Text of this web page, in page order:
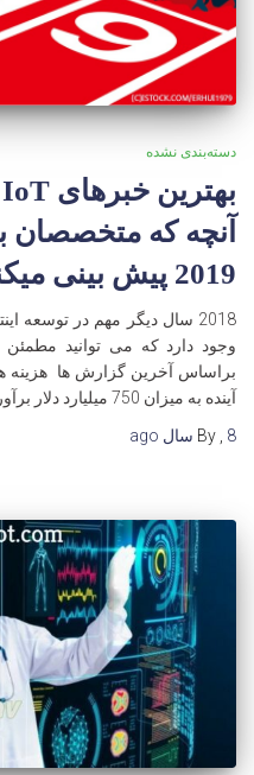
دسته‌بندی نشده
2019 پیش بینی میکندد.
2018 سال دیگر مهم در توسعه
آینده به میزان 750 میلیارد دلار برآورده خواهد شد که
By
8 سال